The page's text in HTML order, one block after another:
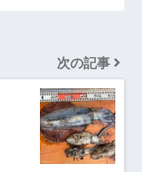
次の記事